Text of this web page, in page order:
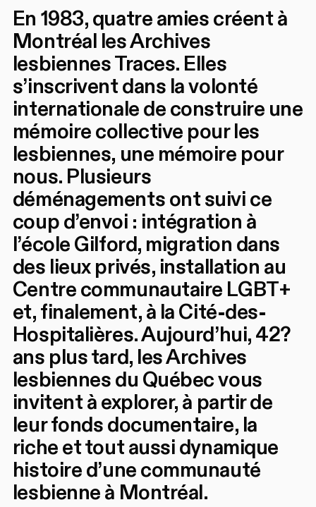
En 1983, quatre amies créent à
Montréal les Archives
lesbiennes Traces. Elles
s’inscrivent dans la volonté
internationale de construire une
mémoire collective pour les
lesbiennes, une mémoire pour
nous. Plusieurs
déménagements ont suivi ce
coup d’envoi : intégration à
l’école Gilford, migration dans
des lieux privés, installation au
Centre communautaire LGBT+
et, finalement, à la Cité-des-
Hospitalières. Aujourd’hui, 42?
ans plus tard, les Archives
lesbiennes du Québec vous
invitent à explorer, à partir de
leur fonds documentaire, la
riche et tout aussi dynamique
histoire d’une communauté
lesbienne à Montréal.